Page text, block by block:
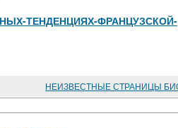
ТЕНДЕНЦИЯХ-ФРАНЦУЗСКОЙ-